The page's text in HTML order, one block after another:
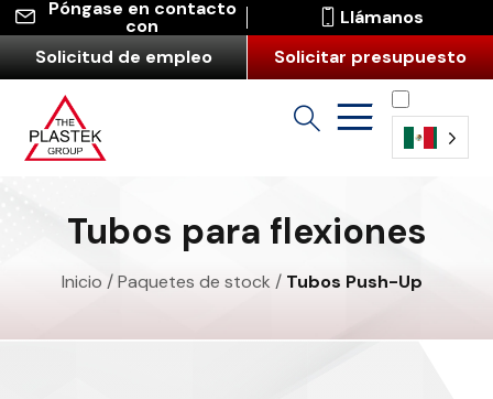
Póngase en contacto
con
Llámanos
Solicitud de empleo
Solicitar presupuesto
Tubos para flexiones
Inicio /Paquetes de stock / Tubos Push-Up